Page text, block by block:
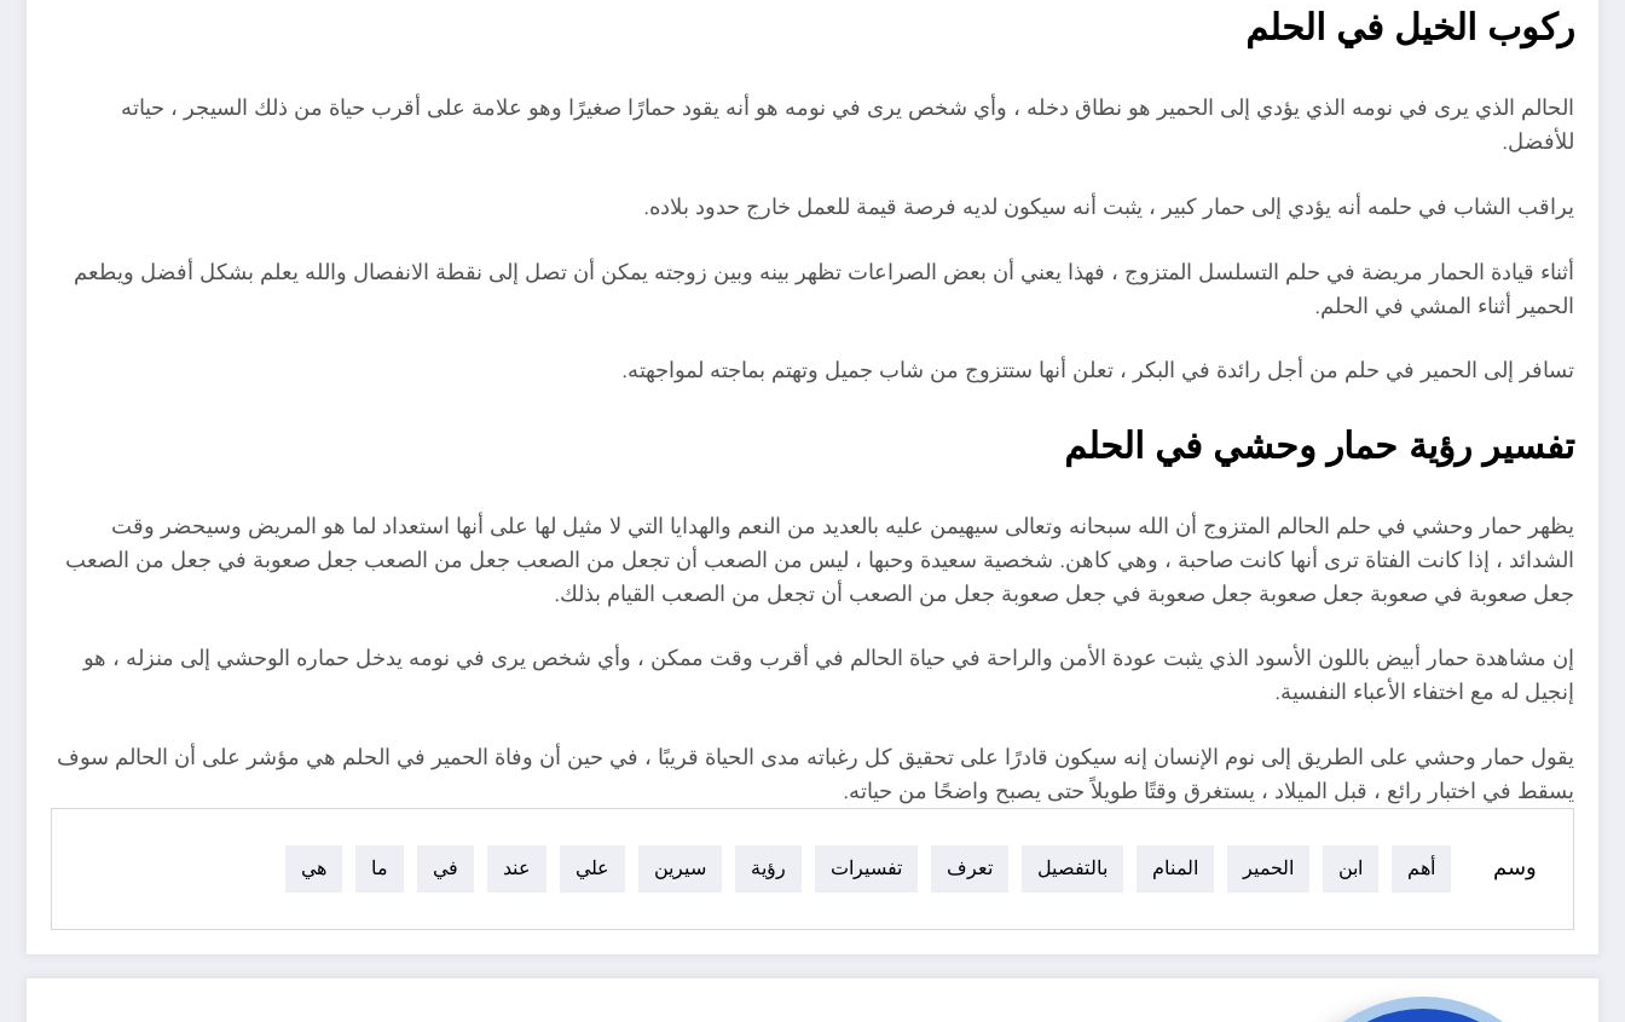
ركوب الخيل في الحلم
الحالم الذي يرى في نومه الذي يؤدي إلى الحمير هو نطاق دخله ، وأي شخص يرى في نومه هو أنه يقود حمارًا صغيرًا وهو علامة على أقرب حياة من ذلك السيجر ، حياته
للأفضل.
يراقب الشاب في حلمه أنه يؤدي إلى حمار كبير ، يثبت أنه سيكون لديه فرصة قيمة للعمل خارج حدود بلاده.
أثناء قيادة الحمار مريضة في حلم التسلسل المتزوج ، فهذا يعني أن بعض الصراعات تظهر بينه وبين زوجته يمكن أن تصل إلى نقطة الانفصال والله يعلم بشكل أفضل ويطعم
الحمير أثناء المشي في الحلم.
تسافر إلى الحمير في حلم من أجل رائدة في البكر ، تعلن أنها ستتزوج من شاب جميل وتهتم بماجته لمواجهته.
تفسير رؤية حمار وحشي في الحلم
يظهر حمار وحشي في حلم الحالم المتزوج أن الله سبحانه وتعالى سيهيمن عليه بالعديد من النعم والهدايا التي لا مثيل لها على أنها استعداد لما هو المريض وسيحضر وقت
الشدائد ، إذا كانت الفتاة ترى أنها كانت صاحبة ، وهي كاهن. شخصية سعيدة وحبها ، ليس من الصعب أن تجعل من الصعب جعل من الصعب جعل صعوبة في جعل من الصعب
جعل صعوبة في صعوبة جعل صعوبة جعل صعوبة في جعل صعوبة جعل من الصعب أن تجعل من الصعب القيام بذلك.
إن مشاهدة حمار أبيض باللون الأسود الذي يثبت عودة الأمن والراحة في حياة الحالم في أقرب وقت ممكن ، وأي شخص يرى في نومه يدخل حماره الوحشي إلى منزله ، هو
إنجيل له مع اختفاء الأعباء النفسية.
يقول حمار وحشي على الطريق إلى نوم الإنسان إنه سيكون قادرًا على تحقيق كل رغباته مدى الحياة قريبًا ، في حين أن وفاة الحمير في الحلم هي مؤشر على أن الحالم سوف
يسقط في اختبار رائع ، قبل الميلاد ، يستغرق وقتًا طويلاً حتى يصبح واضحًا من حياته.
وسم أهم ابن الحمير المنام بالتفصيل تعرف تفسيرات رؤية سيرين علي عند في ما هي